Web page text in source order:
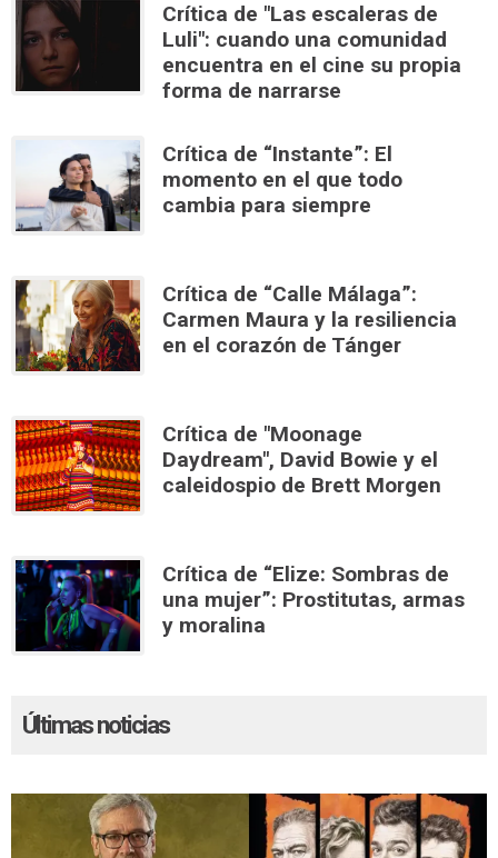
Crítica de "Las escaleras de
Luli": cuando una comunidad
encuentra en el cine su propia
forma de narrarse
Crítica de “Instante”: El
momento en el que todo
cambia para siempre
Crítica de “Calle Málaga”:
Carmen Maura y la resiliencia
en el corazón de Tánger
Crítica de "Moonage
Daydream", David Bowie y el
caleidospio de Brett Morgen
Crítica de “Elize: Sombras de
una mujer”: Prostitutas, armas
y moralina
Últimas noticias